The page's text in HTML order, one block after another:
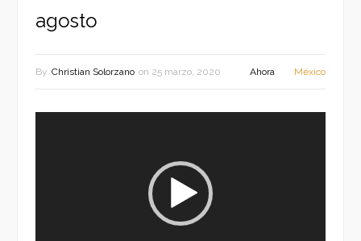
agosto
By Christian Solorzano on 25 marzo, 2020 Ahora México